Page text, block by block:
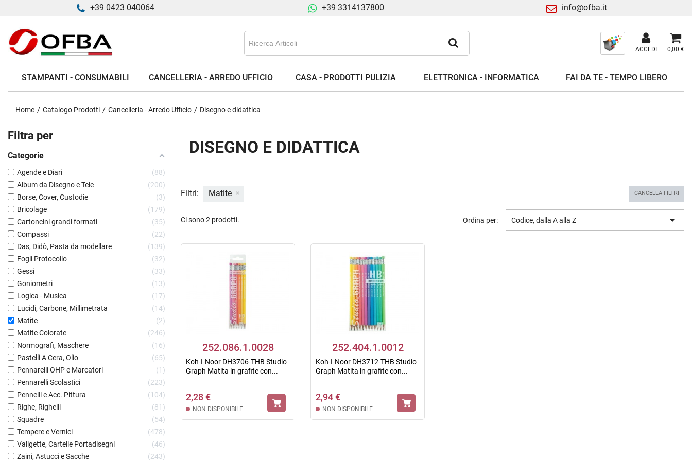
+39 0423 040064 +39 3314137800 info@ofba.it
ACCEDI 0,00 €
STAMPANTI - CONSUMABILI CANCELLERIA - ARREDO UFFICIO CASA - PRODOTTI PULIZIA ELETTRONICA - INFORMATICA FAI DA TE - TEMPO LIBERO
Home Catalogo Prodotti Cancelleria - Arredo Ufficio Disegno e didattica
Filtra per
Categorie
Agende e Diari
88
Album da Disegno e Tele
200
Borse, Cover, Custodie
3
Bricolage
179
Cartoncini grandi formati
35
Compassi
22
Das, Didò, Pasta da modellare
139
Fogli Protocollo
32
Gessi
33
Goniometri
13
Logica - Musica
17
Lucidi, Carbone, Millimetrata
14
Matite
2
Matite Colorate
246
Normografi, Maschere
16
Pastelli A Cera, Olio
65
Pennarelli OHP e Marcatori
1
Pennarelli Scolastici
223
Pennelli e Acc. Pittura
104
Righe, Righelli
81
Squadre
54
Tempere e Vernici
478
Valigette, Cartelle Portadisegni
46
Zaini, Astucci e Sacche
243
DISEGNO E DIDATTICA
Filtri: CANCELLA FILTRI
Matite
Ci sono 2 prodotti. Ordina per: Codice, dalla A alla Z 
252.086.1.0028
Koh-I-Noor DH3706-THB Studio
Graph Matita in grafite con...
2,28 €
NON DISPONIBILE
252.404.1.0012
Koh-I-Noor DH3712-THB Studio
Graph Matita in grafite con...
2,94 €
NON DISPONIBILE